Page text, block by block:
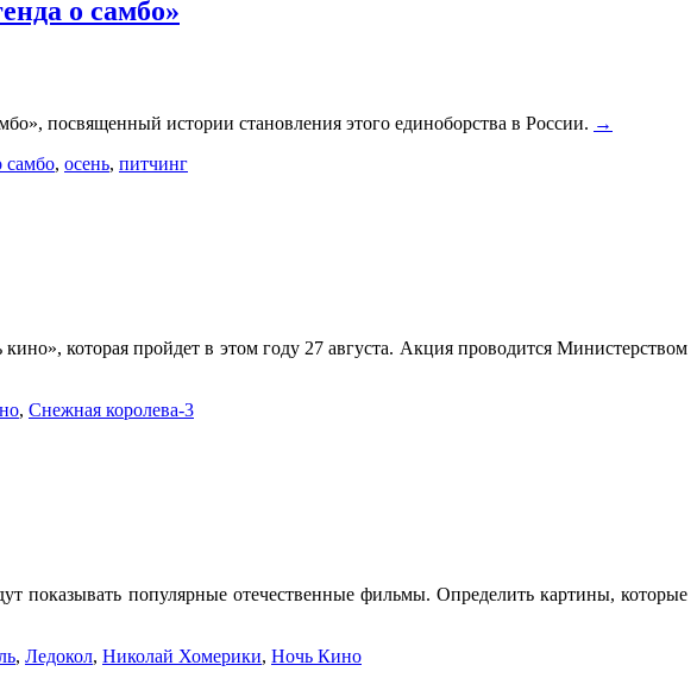
о самбо»
посвященный истории становления этого единоборства в России. →
самбо, осень, питчинг
которая пройдет в этом году 27 августа. Акция проводится Министерством
, Снежная королева-3
показывать популярные отечественные фильмы. Определить картины, которые
, Ледокол, Николай Хомерики, Ночь Кино